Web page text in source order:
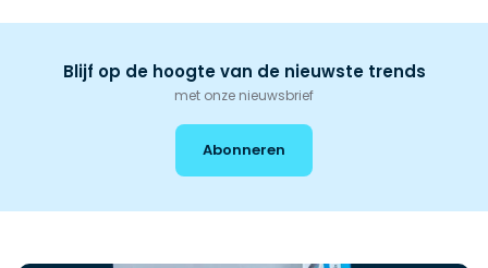
Blijf op de hoogte van de nieuwste trends
met onze nieuwsbrief
Abonneren